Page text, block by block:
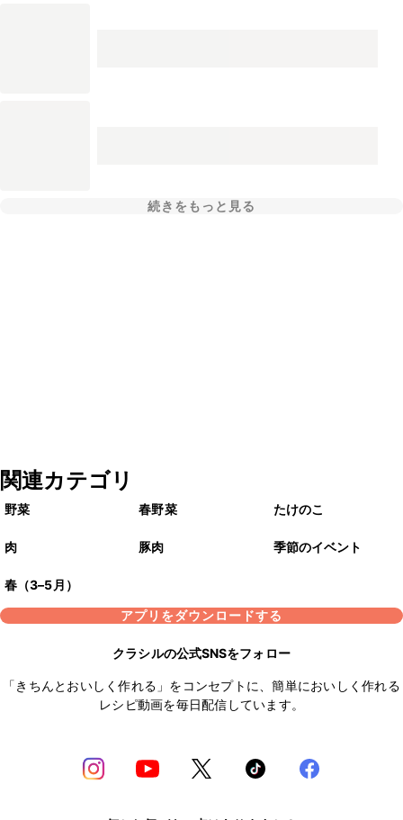
続きをもっと見る
関連カテゴリ
野菜 春野菜 たけのこ
肉 豚肉 季節のイベント
春（3–5月）
アプリをダウンロードする
クラシルの公式SNSをフォロー
「きちんとおいしく作れる」をコンセプトに、簡単においしく作れる
レシピ動画を毎日配信しています。